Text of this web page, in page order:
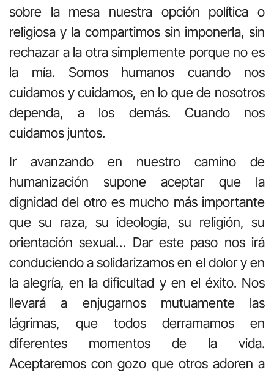
sobre la mesa nuestra opción política o
religiosa y la compartimos sin imponerla, sin
rechazar a la otra simplemente porque no es
la mía. Somos humanos cuando nos
cuidamos y cuidamos, en lo que de nosotros
dependa, a los demás. Cuando nos
cuidamos juntos.
Ir avanzando en nuestro camino de
humanización supone aceptar que la
dignidad del otro es mucho más importante
que su raza, su ideología, su religión, su
orientación sexual… Dar este paso nos irá
conduciendo a solidarizarnos en el dolor y en
la alegría, en la dificultad y en el éxito. Nos
llevará a enjugarnos mutuamente las
lágrimas, que todos derramamos en
diferentes momentos de la vida.
Aceptaremos con gozo que otros adoren a